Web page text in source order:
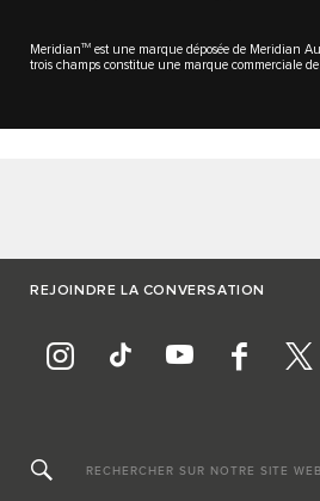
MeridianTM est une marque déposée de Meridian
trois champs constitue une marque commerciale
REJOINDRE LA CONVERSATION
RECHERCHER SUR NOTRE SITE WEB